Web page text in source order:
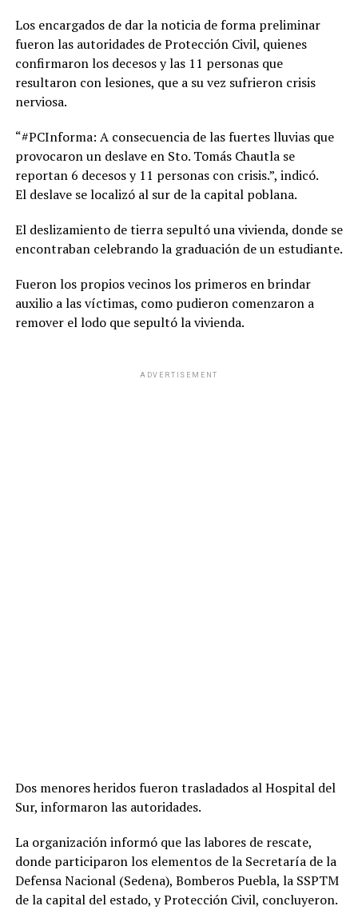
Los encargados de dar la noticia de forma preliminar
fueron las autoridades de Protección Civil, quienes
confirmaron los decesos y las 11 personas que
resultaron con lesiones, que a su vez sufrieron crisis
nerviosa.
“#PCInforma: A consecuencia de las fuertes lluvias que
provocaron un deslave en Sto. Tomás Chautla se
reportan 6 decesos y 11 personas con crisis.”, indicó.
El deslave se localizó al sur de la capital poblana.
El deslizamiento de tierra sepultó una vivienda, donde se
encontraban celebrando la graduación de un estudiante.
Fueron los propios vecinos los primeros en brindar
auxilio a las víctimas, como pudieron comenzaron a
remover el lodo que sepultó la vivienda.
ADVERTISEMENT
Dos menores heridos fueron trasladados al Hospital del
Sur, informaron las autoridades.
La organización informó que las labores de rescate,
donde participaron los elementos de la Secretaría de la
Defensa Nacional (Sedena), Bomberos Puebla, la SSPTM
de la capital del estado, y Protección Civil, concluyeron.